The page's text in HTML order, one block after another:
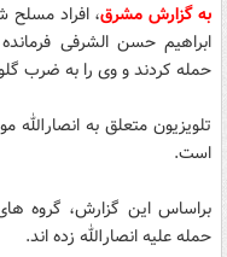
به گزارش مشرق، افراد مسلح
ابراهیم حسن الشرفی
حمله کردند و وی را به ضرب
تلویزیون متعلق به انصارالله
است.
براساس این گزارش، گروه
حمله علیه انصارالله زده اند.